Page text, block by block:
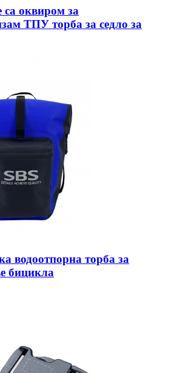
са оквиром за
ТПУ торба за седло за
водоотпорна торба за
бицикла